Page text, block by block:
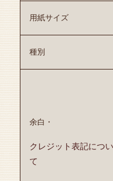
用紙サイズ
種別
余白・
クレジット表記につい
て